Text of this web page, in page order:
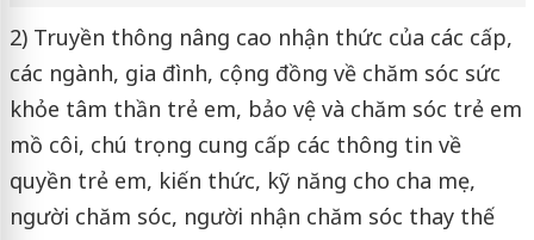
2) Truyền thông nâng cao nhận thức của các cấp,
các ngành, gia đình, cộng đồng về chăm sóc sức
khỏe tâm thần trẻ em, bảo vệ và chăm sóc trẻ em
mồ côi, chú trọng cung cấp các thông tin về
quyền trẻ em, kiến thức, kỹ năng cho cha mẹ,
người chăm sóc, người nhận chăm sóc thay thế